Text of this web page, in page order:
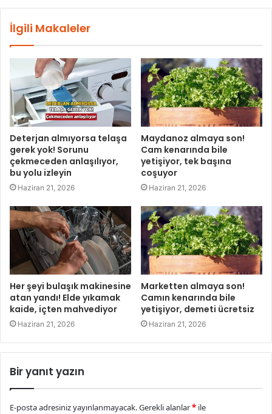
İlgili Makaleler
Deterjan almıyorsa telaşa
gerek yok! Sorunu
çekmeceden anlaşılıyor,
bu yolu izleyin
Haziran 21, 2026
Maydanoz almaya son!
Cam kenarında bile
yetişiyor, tek başına
coşuyor
Haziran 21, 2026
Her şeyi bulaşık makinesine
atan yandı! Elde yıkamak
kaide, içten mahvediyor
Haziran 21, 2026
Marketten almaya son!
Camın kenarında bile
yetişiyor, demeti ücretsiz
Haziran 21, 2026
Bir yanıt yazın
E-posta adresiniz yayınlanmayacak.Gerekli alanlar* ile